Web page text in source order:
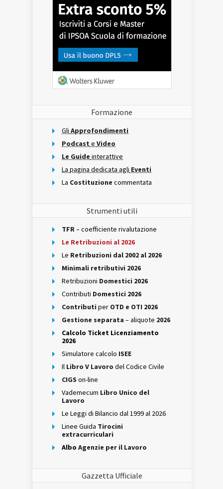
Formazione
Gli Approfondimenti
Podcast e Video
Le Guide interattive
La pagina dedicata agli Eventi
La Costituzione commentata
Strumenti utili
TFR– coefficiente rivalutazione
Le Retribuzioni al 2026
Le Retribuzioni dal 2002 al 2026
Minimali retributivi 2026
Retribuzioni Domestici 2026
Contributi Domestici 2026
Contributi per OTD e OTI 2026
Gestione separata – aliquote 2026
Calcolo Ticket Licenziamento
2026
Simulatore calcolo ISEE
Il Libro V Lavoro del Codice Civile
CIGS on-line
Vademecum Libro Unico del
Lavoro
Le Leggi di Bilancio dal 1999 al 2026
Linee Guida Tirocini
extracurriculari
Albo Agenzie per il Lavoro
Gazzetta Ufficiale